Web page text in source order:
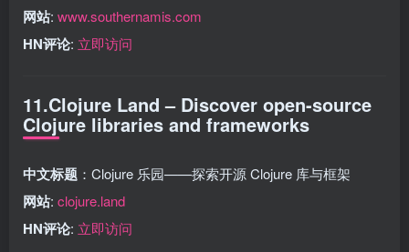
网站: www.southernamis.com
HN评论: 立即访问
11.Clojure Land – Discover open-source
Clojure libraries and frameworks
中文标题 ：Clojure 乐园——探索开源 Clojure 库与框架
网站: clojure.land
HN评论: 立即访问